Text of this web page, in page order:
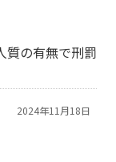
質の有無で刑罰
2024年11月18日